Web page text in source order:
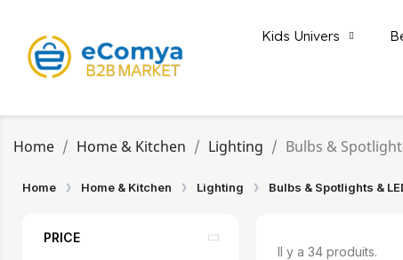
Kids Univers
Home Home & Kitchen Lighting Bulbs &
Home Home & Kitchen Lighting Bulbs & Spotlights &
PRICE
Il y a 34 produits.